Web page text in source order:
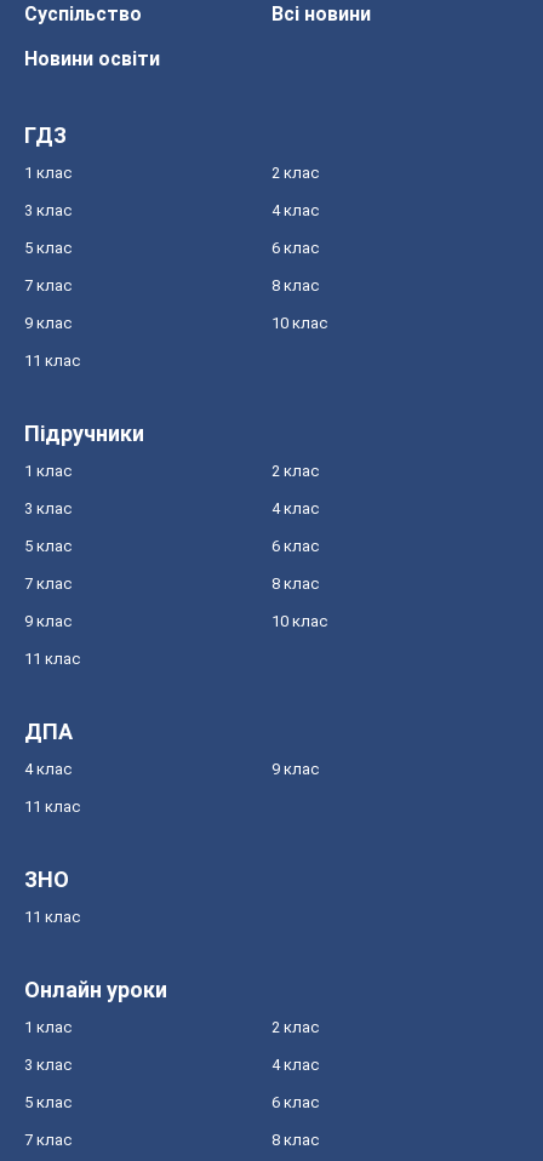
Суспільство
Всі новини
Новини освіти
ГДЗ
1 клас 2 клас
3 клас 4 клас
5 клас 6 клас
7 клас 8 клас
9 клас 10 клас
11 клас
Підручники
1 клас 2 клас
3 клас 4 клас
5 клас 6 клас
7 клас 8 клас
9 клас 10 клас
11 клас
ДПА
4 клас 9 клас
11 клас
ЗНО
11 клас
Онлайн уроки
1 клас 2 клас
3 клас 4 клас
5 клас 6 клас
7 клас 8 клас